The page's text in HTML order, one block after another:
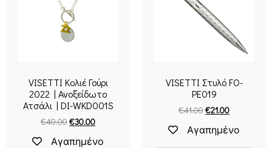
VISETTI Κολιέ Γούρι
2022 | Ανοξείδωτο
Ατσάλι | DI-WKD001S
€40.00€30.00
Αγαπημένο
VISETTI Στυλό FO-
PE019
€41.00€21.00
Αγαπημένο